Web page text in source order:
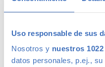
Uso responsable de sus
Nosotros y nuestros
datos personales, p.ej.,
Calidad Canalcar